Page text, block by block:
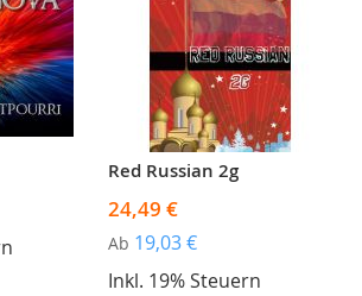
Red Russian 2g
24,49 €
Ab 19,03 €
Inkl. 19% Steuern